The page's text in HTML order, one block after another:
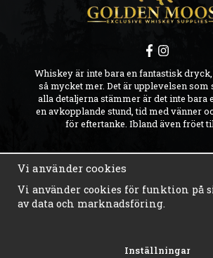
KONTAKTA OSS
RETUR & REKLAMATION
Whiskey är inte bara en fantastisk
så mycket mer. Det är upplevelsen
alla detaljerna stämmer är det inte bara
en avkopplande stund, tid med vänner
för eftertanke. Ibland även fröet
INTEGRITETSPOLICY
Vi använder cookies
Vi använder cookies för funktion på
av data och marknadsföring.
Inställningar